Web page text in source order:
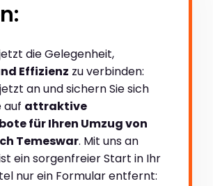
die Gelegenheit,
Effizienz zu verbinden:
an und sichern Sie sich
auf attraktive
für Ihren Umzug von
Temeswar. Mit uns an
ein sorgenfreier Start in Ihr
nur ein Formular entfernt: